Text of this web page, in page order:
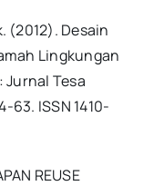
(2012). Desain
Lingkungan
Jurnal Tesa
63. ISSN 1410-
REUSE